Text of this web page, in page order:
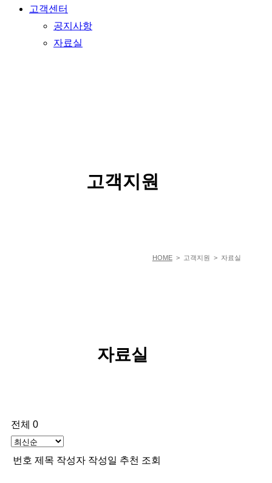
고객센터
공지사항
자료실
고객지원
HOME> 고객지원 > 자료실
자료실
전체 0
번호 제목 작성자 작성일 추천 조회